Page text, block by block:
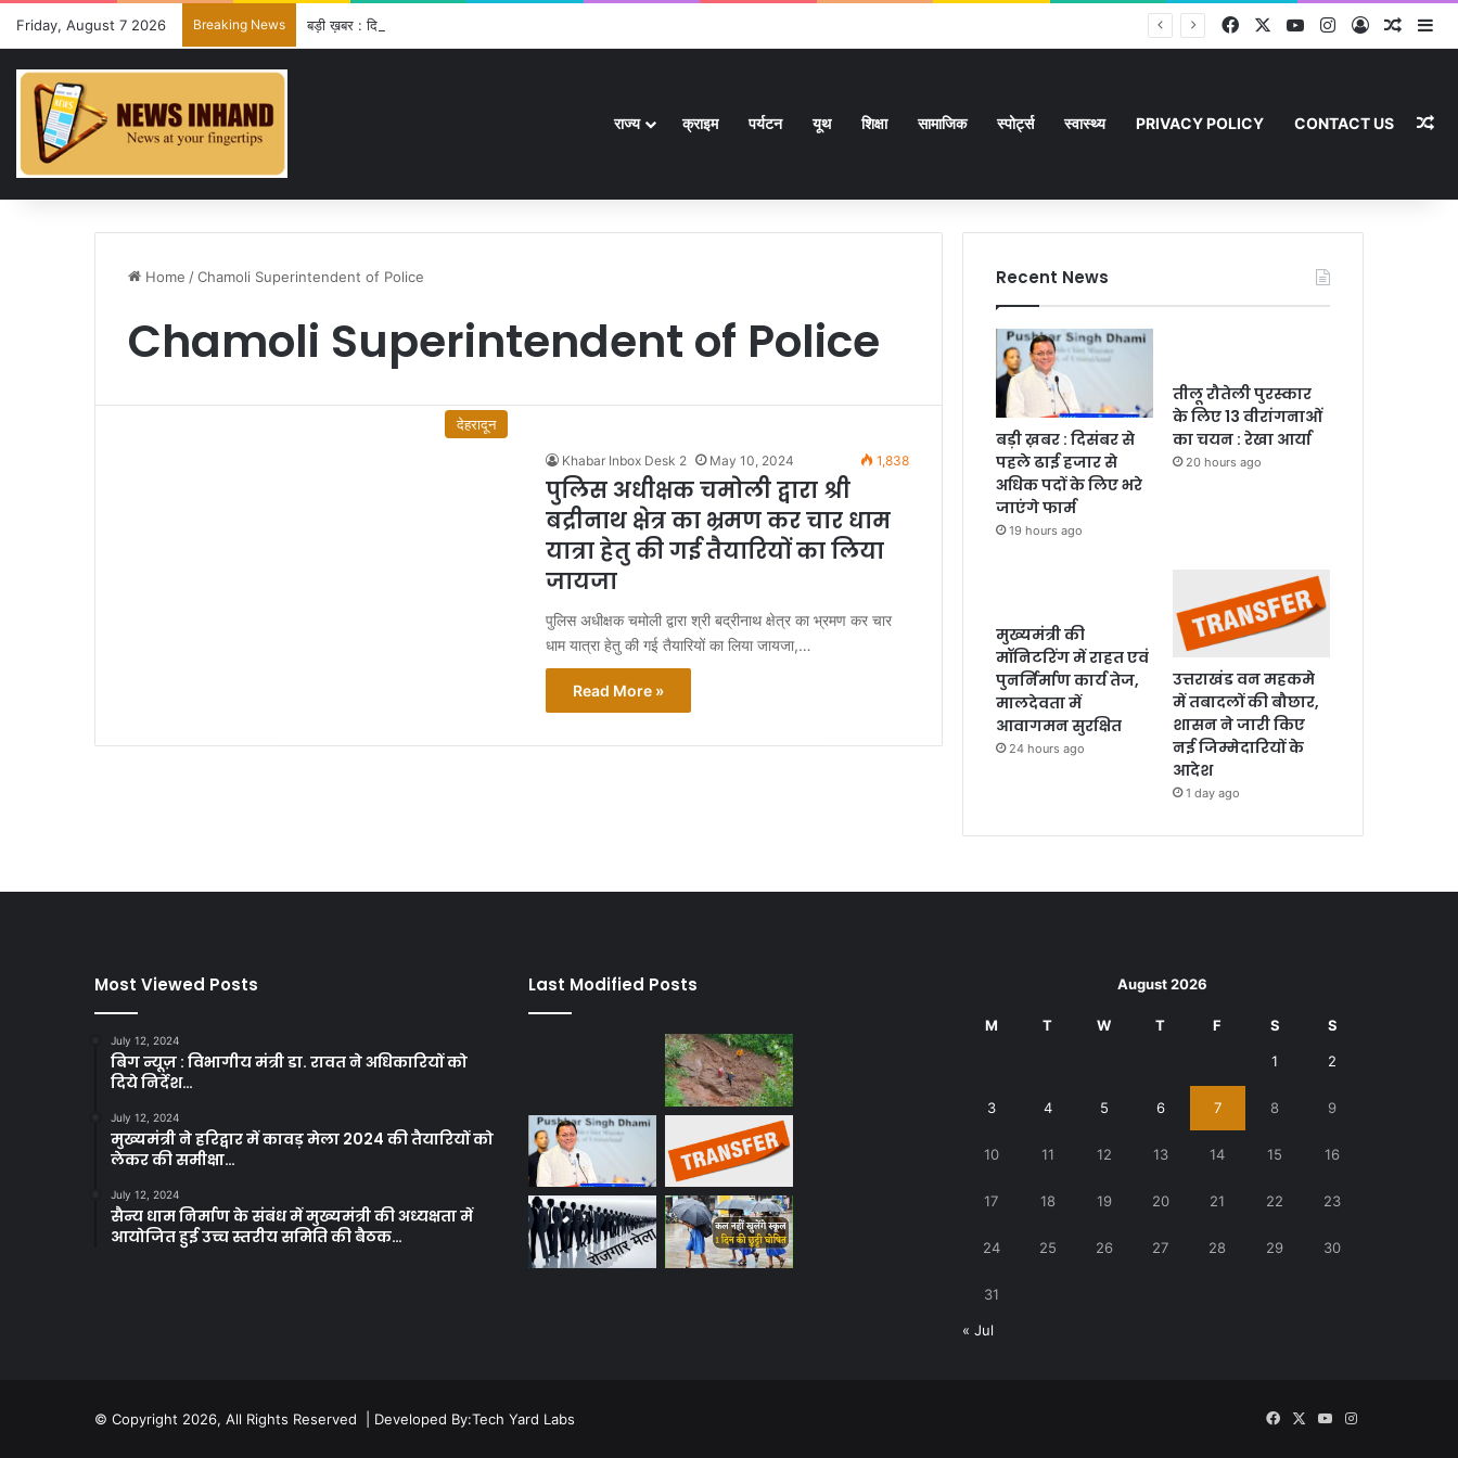
Friday, August 7 2026 Breaking News बड़ी ख़बर : दिसंबर से पहले ढाई हजार से अधिक पदों के लिए भरे जाएंगे फार्म FacebookYouTubeInstagram
Log In
राज्य क्राइम पर्यटन यूथ शिक्षा सामाजिक स्पोर्ट्स स्वास्थ्य PRIVACY POLICY CONTACT US
Home /Chamoli Superintendent of Police
Chamoli Superintendent of Police
देहरादून
Khabar Inbox Desk 2 May 10, 2024 1,838
पुलिस अधीक्षक चमोली द्वारा श्री
बद्रीनाथ क्षेत्र का भ्रमण कर चार धाम
यात्रा हेतु की गई तैयारियों का लिया
जायजा
पुलिस अधीक्षक चमोली द्वारा श्री बद्रीनाथ क्षेत्र का भ्रमण कर चार
धाम यात्रा हेतु की गई तैयारियों का लिया जायजा,…
Read More »
Recent News
बड़ी ख़बर : दिसंबर से
पहले ढाई हजार से
अधिक पदों के लिए भरे
जाएंगे फार्म
19 hours ago
तीलू रौतेली पुरस्कार
के लिए 13 वीरांगनाओं
का चयन : रेखा आर्या
20 hours ago
मुख्यमंत्री की
मॉनिटरिंग में राहत एवं
पुनर्निर्माण कार्य तेज,
मालदेवता में
आवागमन सुरक्षित
24 hours ago
उत्तराखंड वन महकमे
में तबादलों की बौछार,
शासन ने जारी किए
नई जिम्मेदारियों के
आदेश
1 day ago
Most Viewed Posts
July 12, 2024
बिग न्यूज़ : विभागीय मंत्री डा. रावत ने अधिकारियों को
दिये निर्देश…
July 12, 2024
मुख्यमंत्री ने हरिद्वार में कावड़ मेला 2024 की तैयारियों को
लेकर की समीक्षा…
July 12, 2024
सैन्य धाम निर्माण के संबंध में मुख्यमंत्री की अध्यक्षता में
आयोजित हुई उच्च स्तरीय समिति की बैठक…
Last Modified Posts August 2026
M T W T F S S
1 2
3 4 5 6 7 8 9
10 11 12 13 14 15 16
17 18 19 20 21 22 23
24 25 26 27 28 29 30
31
« Jul
© Copyright 2026, All Rights Reserved | Developed By:Tech Yard Labs Facebook
X YouTubeInstagram